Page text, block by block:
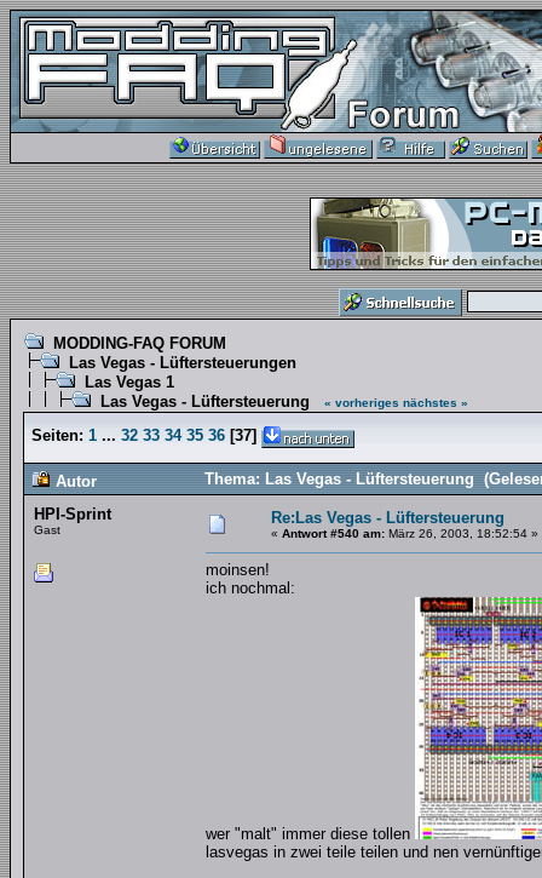
MODDING-FAQ FORUM
Las Vegas - Lüftersteuerungen
Las Vegas 1
Las Vegas - Lüftersteuerung
« vorheriges nächstes »
Seiten: 1 ... 32 33 34 35 36 [37]
Autor
Thema: Las Vegas - Lüftersteuerung
HPI-Sprint
Gast
Re:Las Vegas - Lüftersteuerung
« Antwort #540 am: März 26, 2003, 18:52:54 »
moinsen!
ich nochmal:
wer "malt" immer diese tollen
lasvegas in zwei teile teilen und nen